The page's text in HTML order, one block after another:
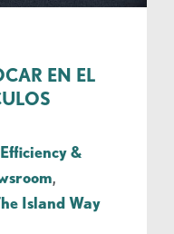
EN EL
&
,
Island Way